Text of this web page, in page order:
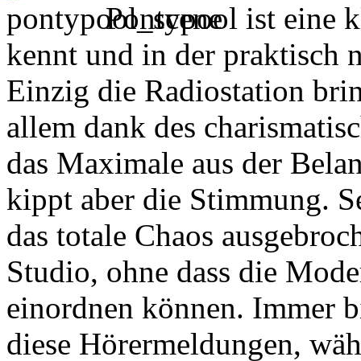
Pontypool ist eine
kennt und in der praktisch
Einzig die Radiostation
allem dank des
das Maximale aus der
kippt aber die Stimmung.
das totale Chaos
Studio, ohne dass die
einordnen können. Immer
diese Hörermeldungen,